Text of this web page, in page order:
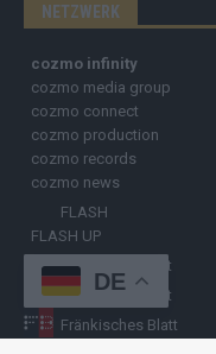
NETZWERK
cozmo infinity
cozmo media group
cozmo connect
cozmo production
cozmo records
cozmo news
FLASH
FLASH UP
Nürnberger Blatt
Hamburger Blatt
Fränkisches Blatt
DE